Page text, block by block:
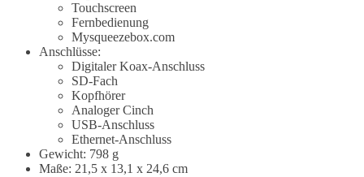
Touchscreen
Fernbedienung
Mysqueezebox.com
Anschlüsse:
Digitaler Koax-Anschluss
SD-Fach
Kopfhörer
Analoger Cinch
USB-Anschluss
Ethernet-Anschluss
Gewicht: 798 g
Maße: 21,5 x 13,1 x 24,6 cm